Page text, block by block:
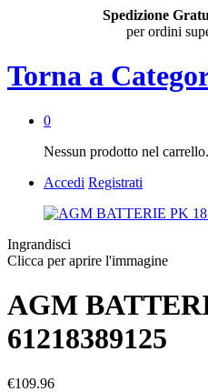
Spedizione
per ordini
Torna a
0
Nessun prodotto nel carrello.
Accedi Registrati
Ingrandisci
Clicca per aprire l'immagine
AGM
61218389125
€109.96